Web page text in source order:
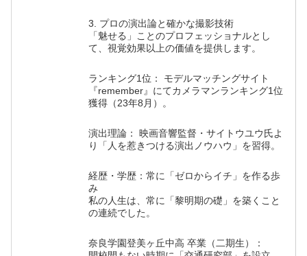
3. プロの演出論と確かな撮影技術
「魅せる」ことのプロフェッショナルとし
て、視覚効果以上の価値を提供します。
ランキング1位： モデルマッチングサイト
『remember』にてカメラマンランキング1位
獲得（23年8月）。
演出理論： 映画音響監督・サイトウユウ氏よ
り「人を惹きつける演出ノウハウ」を習得。
経歴・学歴：常に「ゼロからイチ」を作る歩
み
私の人生は、常に「黎明期の礎」を築くこと
の連続でした。
奈良学園登美ヶ丘中高 卒業（二期生）：